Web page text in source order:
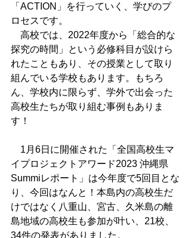
「ACTION」を行っていく、学びのプ
ロセスです。
高校では、2022年度から「総合的な
探究の時間」という必修科目が設けら
れたこともあり、その授業として取り
組んでいる学校もあります。もちろ
ん、学校内に限らず、学外で出会った
高校生たちが取り組む事例もありま
す！
1月6日に開催された「全国高校生マ
イプロジェクトアワード2023 沖縄県
Summiレポート」は今年度で5回目とな
り、今回はなんと！本島内の高校生だ
けではなく八重山、宮古、久米島の離
島地域の高校生も参加が叶い、21校、
34件の発表がありました。